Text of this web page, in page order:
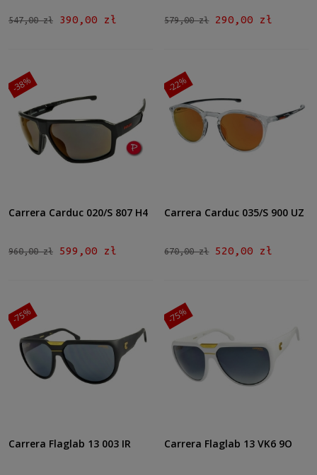
547,00 zł 390,00 zł 579,00 zł 290,00 zł
Carrera Carduc 020/S 807 H4
960,00 zł 599,00 zł
-38%
Carrera Carduc 035/S 900 UZ
670,00 zł 520,00 zł
-22%
Carrera Flaglab 13 003 IR
-75%
Carrera Flaglab 13 VK6 9O
-75%